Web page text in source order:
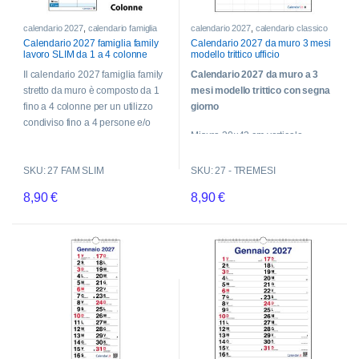
calendario 2027, calendario famiglia
Calendario 2027 famiglia family
lavoro SLIM da 1 a 4 colonne
Il calendario 2027 famiglia family
stretto da muro è composto da 1
fino a 4 colonne per un utilizzo
condiviso fino a 4 persone e/o
settimana, segni zodiacali e
Ogni colonna può essere anche
Ideale per spazi stretti e lunghi. Il
calendario misura 15×42 cm.
Ogni mese ha un colore diverso
La spiralatura permette di
conservare tutti i 12 mesi.
Clicca sulle immagini a lato per
vedere le caratteristiche
SKU: 27 FAM SLIM
8,90€
Questo prodotto ha più varianti. Le opzioni possono essere scelte
calendario 2027, calendario classico
Calendario 2027 da muro 3 mesi
modello trittico ufficio
Calendario 2027 da muro a 3
mesi modello trittico con segna
giorno
Misura 30×42 cm verticale –
italiano con festività italiane
che lo distingue dagli altri classici
SKU: 27 - TREMESI
8,90€